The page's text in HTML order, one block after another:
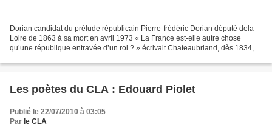
Dorian candidat du prélude républicain Pierre-frédéric Dorian député dela
Loire de 1863 à sa mort en avril 1973 « La France est-elle autre chose
qu’une république entravée d’un roi ? » écrivait Chateaubriand, dès 1834,
Les poètes du CLA : Edouard Piolet
Publié le 22/07/2010 à 03:05
Par le CLA